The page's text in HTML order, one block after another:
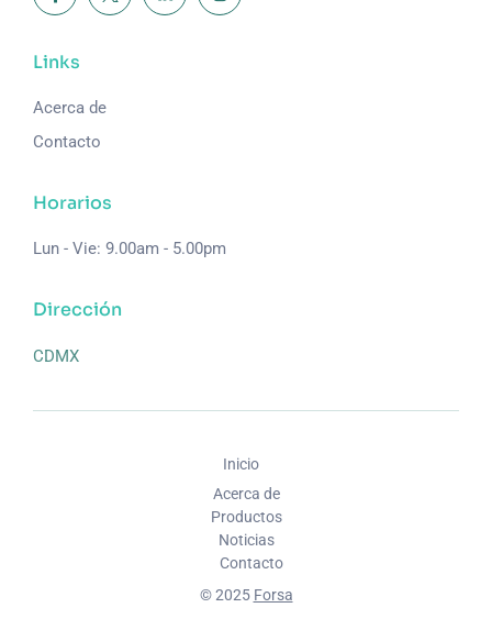
Links
Acerca de
Contacto
Horarios
Lun - Vie: 9.00am - 5.00pm
Dirección
CDMX
© 2025 Forsa
Inicio
Acerca de
Productos
Noticias
Contacto